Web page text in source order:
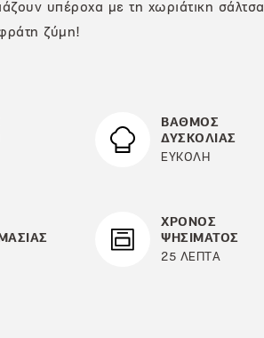
υπέροχα με τη χωριάτικη σάλτσα
ζύμη!
ΒΑΘΜΟΣ
ΔΥΣΚΟΛΙΑΣ
ΕΥΚΟΛΗ
ΧΡΟΝΟΣ
ΨΗΣΙΜΑΤΟΣ
25 ΛΕΠΤΑ